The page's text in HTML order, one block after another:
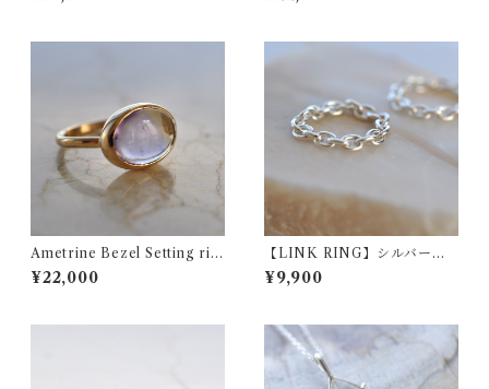
Ametrine Bezel Setting rin
g アメトリン リング
¥22,000
【LINK RING】シルバーチ
ェーンリング
¥9,900